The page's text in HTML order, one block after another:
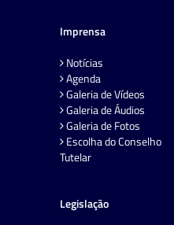
Imprensa
Notícias
Agenda
Galeria de Vídeos
Galeria de Áudios
Galeria de Fotos
Escolha do Conselho
Tutelar
Legislação